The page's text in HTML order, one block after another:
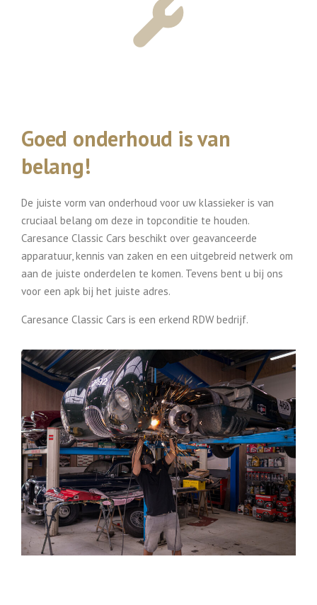
Goed onderhoud is van
belang!
De juiste vorm van onderhoud voor uw klassieker is van
cruciaal belang om deze in topconditie te houden.
Caresance Classic Cars beschikt over geavanceerde
apparatuur, kennis van zaken en een uitgebreid netwerk om
aan de juiste onderdelen te komen. Tevens bent u bij ons
voor een apk bij het juiste adres.
Caresance Classic Cars is een erkend RDW bedrijf.